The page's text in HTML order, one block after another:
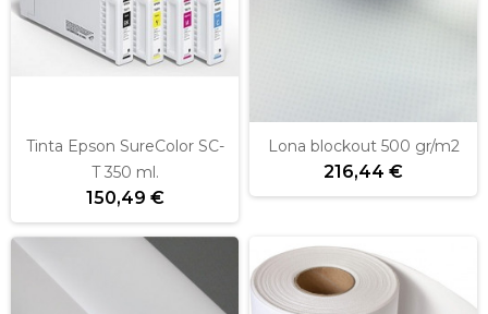
Tinta Epson SureColor SC-
T 350 ml.
150,49 €
Lona blockout 500 gr/m2
216,44 €